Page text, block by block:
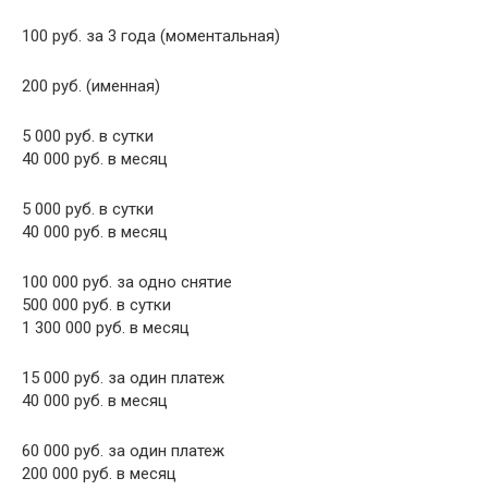
100 руб. за 3 года (моментальная)
200 руб. (именная)
5 000 руб. в сутки
40 000 руб. в месяц
5 000 руб. в сутки
40 000 руб. в месяц
100 000 руб. за одно снятие
500 000 руб. в сутки
1 300 000 руб. в месяц
15 000 руб. за один платеж
40 000 руб. в месяц
60 000 руб. за один платеж
200 000 руб. в месяц